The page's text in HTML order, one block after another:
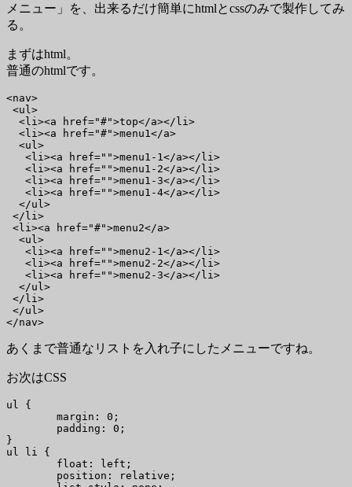
メニュー」を、出来るだけ簡単にhtmlとcssのみで製作してみ
る。
まずはhtml。
普通のhtmlです。
<nav>
<ul>
  <li><a href="#">top</a></li>
  <li><a href="#">menu1</a>
  <ul>
   <li><a href="">menu1-1</a></li>
   <li><a href="">menu1-2</a></li>
   <li><a href="">menu1-3</a></li>
   <li><a href="">menu1-4</a></li>
  </ul>
</li>
<li><a href="#">menu2</a>
  <ul>
   <li><a href="">menu2-1</a></li>
   <li><a href="">menu2-2</a></li>
   <li><a href="">menu2-3</a></li>
  </ul>
</li>
</ul>
</nav>
あくまで普通なリストを入れ子にしたメニューですね。
お次はCSS
ul {
}
ul li {